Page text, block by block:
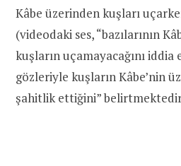
Kâbe üzerinden kuşları
(videodaki ses, “bazılarının
kuşların uçamayacağını
gözleriyle kuşların Kâbe’nin
şahitlik ettiğini”